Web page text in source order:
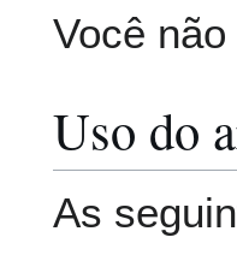
Você
Uso do
As